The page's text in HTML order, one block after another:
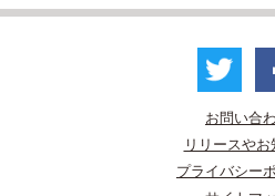
お問い合
リリースやお
プライバシー